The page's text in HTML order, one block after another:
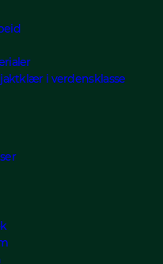
i verdensklasse